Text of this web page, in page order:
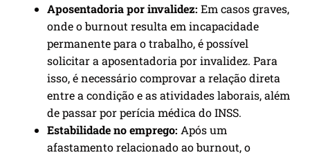
Aposentadoria por invalidez: Em casos graves,
onde o burnout resulta em incapacidade
permanente para o trabalho, é possível
solicitar a aposentadoria por invalidez. Para
isso, é necessário comprovar a relação direta
entre a condição e as atividades laborais, além
de passar por perícia médica do INSS.
Estabilidade no emprego: Após um
afastamento relacionado ao burnout, o